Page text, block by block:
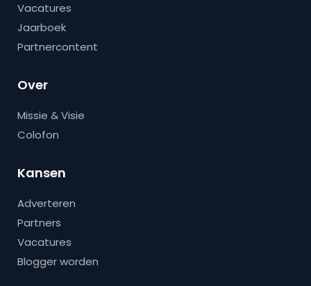
Vacatures
Jaarboek
Partnercontent
Over
Missie & Visie
Colofon
Kansen
Adverteren
Partners
Vacatures
Blogger worden